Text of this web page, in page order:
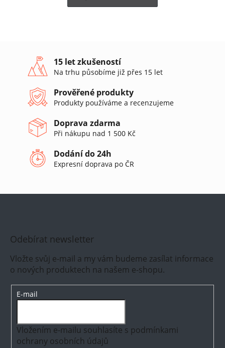
15 let zkušeností
Na trhu působíme již přes 15 let
Prověřené produkty
Produkty používáme a recenzujeme
Doprava zdarma
Při nákupu nad 1 500 Kč
Dodání do 24h
Expresní doprava po ČR
Odebírat newsletter
Vložte svůj e-mail a my vám budeme zasílat informace
o nových produktech na našem e-shopu.
E-mail
Vložením e-mailu souhlasíte s podmínkami
ochrany osobních údajů